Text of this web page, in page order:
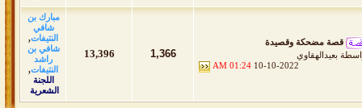
قصة مضحكة وقصيدة
بعيدالهقاوي
10-10-2022
01:24 AM
1,366
13,396
مبارك بن
شافي
النتيفات,
شافي بن
راشد
النتيفات,
اللجنة
الشعرية